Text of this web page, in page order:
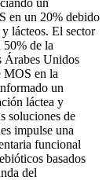
un
en un 20% debido
lácteos. El sector
50% de la
Árabes Unidos
MOS en la
un
láctea y
soluciones de
impulse una
funcional
basados
del